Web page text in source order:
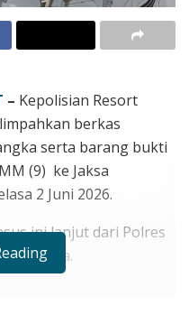
– Kepolisian Resort
berkas
serta barang bukti
(9) ke Jaksa
2 Juni 2026.
ini lanjut dari Polres